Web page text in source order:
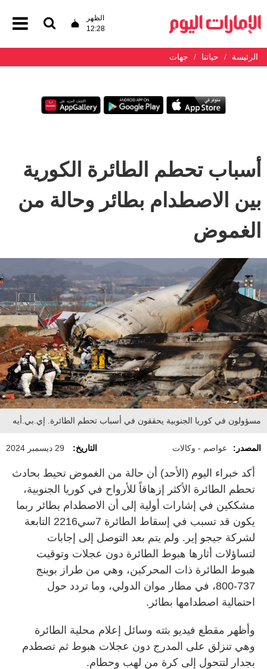
الظهر
12:28
الرئيسة حياتنا جهات
أسباب تحطم الطائرة الكورية
بين الاصطدام بطائر وحالة من
الغموض
مسؤولون في كوريا الجنوبية يحققون في أسباب تحطم الطائرة. إي.بي.أيه
المصدر: عواصم - وكالات التاريخ: 29 ديسمبر 2024
أكد خبراء اليوم (الأحد) أن حالة من الغموض تحيط بحادث
تحطم الطائرة الأكثر إزهاقاً للأرواح في كوريا الجنوبية،
مشككين في إشارات أولية إلى أن الاصطدام بطائر ربما
يكون قد تسبب في إسقاط الطائرة 7سي2216 التابعة
لشركة جيجو إير. ولم يتم بعد التوصل إلى إجابات
لتساؤلات أثارها هبوط الطائرة دون عجلات وتوقيت
هبوط الطائرة ذات المحركين، وهي من طراز بوينج
737-800، في مطار موان الدولي، وما تردد حول
احتمالية اصطدامها بطائر.
وأظهر مقطع فيديو بثته وسائل إعلام محلية الطائرة
وهي تنزلق على المدرج دون عجلات هبوط ثم تصطدم
بجدار لتتحول إلى كرة من لهب وحطام.